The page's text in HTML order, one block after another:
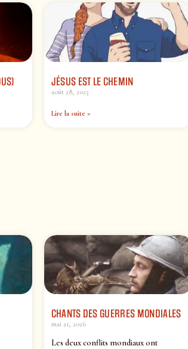
JÉSUS EST LE CHEMIN
août 28, 2023
Lire la suite »
CHANTS DES GUERRES MONDIALES
mai 21, 2026
Les deux conflits mondiaux ont